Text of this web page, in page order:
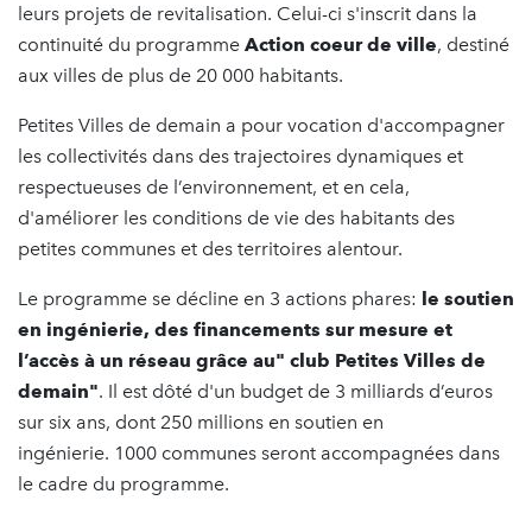
leurs projets de revitalisation. Celui-ci s'inscrit dans la
continuité du programme Action coeur de ville, destiné
aux villes de plus de 20 000 habitants.
Petites Villes de demain a pour vocation d'accompagner
les collectivités dans des trajectoires dynamiques et
respectueuses de l’environnement, et en cela,
d'améliorer les conditions de vie des habitants des
petites communes et des territoires alentour.
Le programme se décline en 3 actions phares: le soutien
en ingénierie, des financements sur mesure et
l’accès à un réseau grâce au" club Petites Villes de
demain". Il est dôté d'un budget de 3 milliards d’euros
sur six ans, dont 250 millions en soutien en
ingénierie. 1000 communes seront accompagnées dans
le cadre du programme.